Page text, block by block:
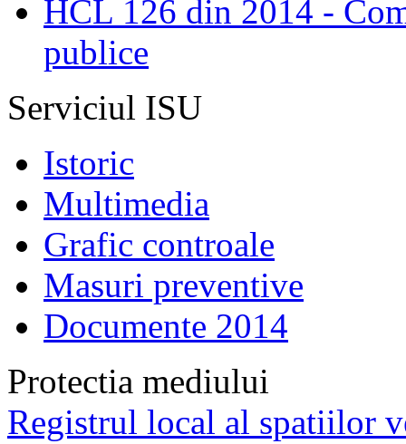
HCL 126 din 2014 -
publice
Serviciul ISU
Istoric
Multimedia
Grafic controale
Masuri preventive
Documente 2014
Protectia mediului
Registrul local al spatiilor